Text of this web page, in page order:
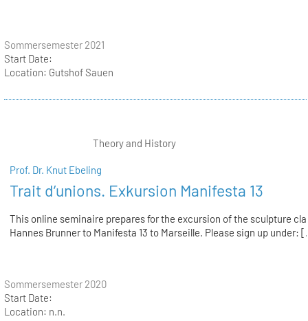
Sommersemester 2021
Start Date:
Location: Gutshof Sauen
Theory and History
Prof. Dr. Knut Ebeling
Trait d’unions. Exkursion Manifesta 13
This online seminaire prepares for the excursion of the sculpture
Hannes Brunner to Manifesta 13 to Marseille. Please sign up under:
Sommersemester 2020
Start Date:
Location: n.n.